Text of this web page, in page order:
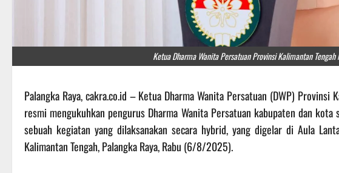
Ketua Dharma Wanita Persatuan Provinsi Kalimantan
Palangka Raya, cakra.co.id – Ketua Dharma Wanita Persatuan (DWP) Provinsi
resmi mengukuhkan pengurus Dharma Wanita Persatuan kabupaten dan
sebuah kegiatan yang dilaksanakan secara hybrid, yang digelar di Aula
Kalimantan Tengah, Palangka Raya, Rabu (6/8/2025).